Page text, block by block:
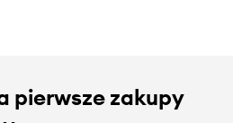
pierwsze zakupy